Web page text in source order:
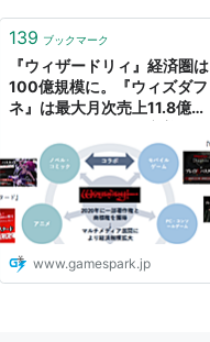
139 ブックマーク
『ウィザードリィ』経済圏は
100億規模に。『ウィズダフ
ネ』は最大月次売上11.8億円
後はアニメなど展開も |
Game*Spark - 国内・海外
ゲーム情報サイト
www.gamespark.jp